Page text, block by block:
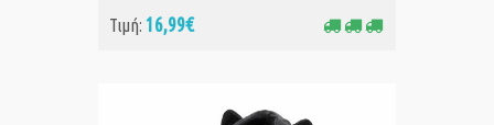
Τιμή: 16,99€